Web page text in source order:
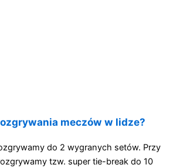
meczów w lidze?
do 2 wygranych setów. Przy
tzw. super tie-break do 10